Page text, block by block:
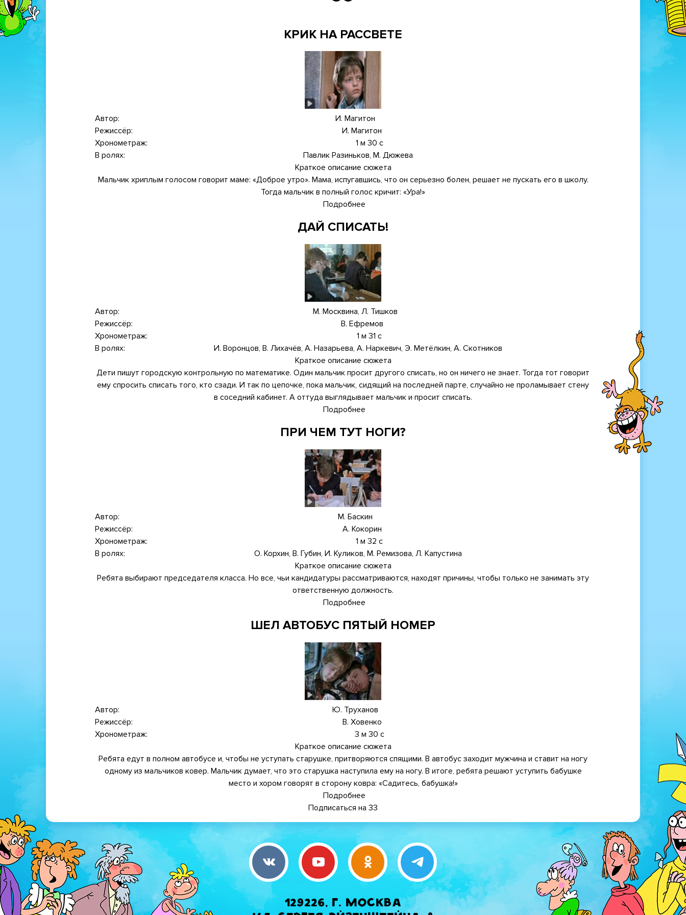
КРИК НА РАССВЕТЕ
Автор
И. Магитон
Режиссёр
И. Магитон
Хронометраж
1 м 30 с
В ролях
Павлик Разиньков, М. Дюжева
Краткое описание сюжета
Мальчик хриплым голосом говорит маме: «Доброе утро». Мама, испугавшись, что он серьезно болен, решает не пускать его в школу.
Тогда мальчик в полный голос кричит: «Ура!»
Подробнее
на
ДАЙ СПИСАТЬ!
Автор
М. Москвина, Л. Тишков
Режиссёр
В. Ефремов
Хронометраж
1 м 31 с
В ролях
И. Воронцов, В. Лихачёв, А. Назарьева, А. Наркевич, Э. Метёлкин, А. Скотников
Краткое описание сюжета
Дети пишут городскую контрольную по математике. Один мальчик просит другого списать, но он ничего не знает. Тогда тот говорит
ему спросить списать того, кто сзади. И так по цепочке, пока мальчик, сидящий на последней парте, случайно не проламывает стену
в соседний кабинет. А оттуда выглядывает мальчик и просит списать.
Подробнее
списать!
ПРИ ЧЕМ ТУТ НОГИ?
Автор
М. Баскин
Режиссёр
А. Кокорин
Хронометраж
1 м 32 с
В ролях
О. Корхин, В. Губин, И. Куликов, М. Ремизова, Л. Капустина
Краткое описание сюжета
Ребята выбирают председателя класса. Но все, чьи кандидатуры рассматриваются, находят причины, чтобы только не занимать эту
ответственную должность.
Подробнее
чем
ноги?
ШЕЛ АВТОБУС ПЯТЫЙ НОМЕР
Автор
Ю. Труханов
Режиссёр
В. Ховенко
Хронометраж
3 м 30 с
Краткое описание сюжета
Ребята едут в полном автобусе и, чтобы не уступать старушке, притворяются спящими. В автобус заходит мужчина и ставит на ногу
одному из мальчиков ковер. Мальчик думает, что это старушка наступила ему на ногу. В итоге, ребята решают уступить бабушке
место и хором говорят в сторону ковра: «Садитесь, бабушка!»
Подробнее
Шел
автобус
номер
Подписаться на 33
129226, г. Москва